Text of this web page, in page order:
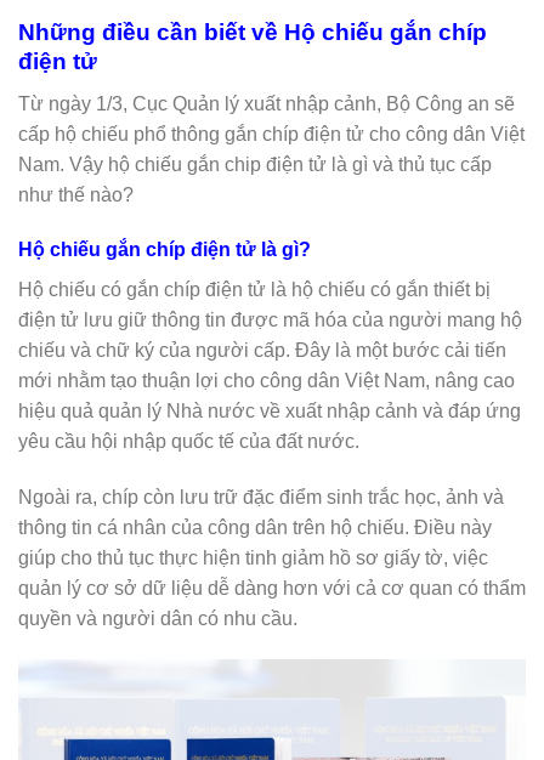
Những điều cần biết về Hộ chiếu gắn chíp
điện tử
Từ ngày 1/3, Cục Quản lý xuất nhập cảnh, Bộ Công an sẽ
cấp hộ chiếu phổ thông gắn chíp điện tử cho công dân Việt
Nam. Vậy hộ chiếu gắn chip điện tử là gì và thủ tục cấp
như thế nào?
Hộ chiếu gắn chíp điện tử là gì?
Hộ chiếu có gắn chíp điện tử là hộ chiếu có gắn thiết bị
điện tử lưu giữ thông tin được mã hóa của người mang hộ
chiếu và chữ ký của người cấp. Đây là một bước cải tiến
mới nhằm tạo thuận lợi cho công dân Việt Nam, nâng cao
hiệu quả quản lý Nhà nước về xuất nhập cảnh và đáp ứng
yêu cầu hội nhập quốc tế của đất nước.
Ngoài ra, chíp còn lưu trữ đặc điểm sinh trắc học, ảnh và
thông tin cá nhân của công dân trên hộ chiếu. Điều này
giúp cho thủ tục thực hiện tinh giảm hồ sơ giấy tờ, việc
quản lý cơ sở dữ liệu dễ dàng hơn với cả cơ quan có thẩm
quyền và người dân có nhu cầu.